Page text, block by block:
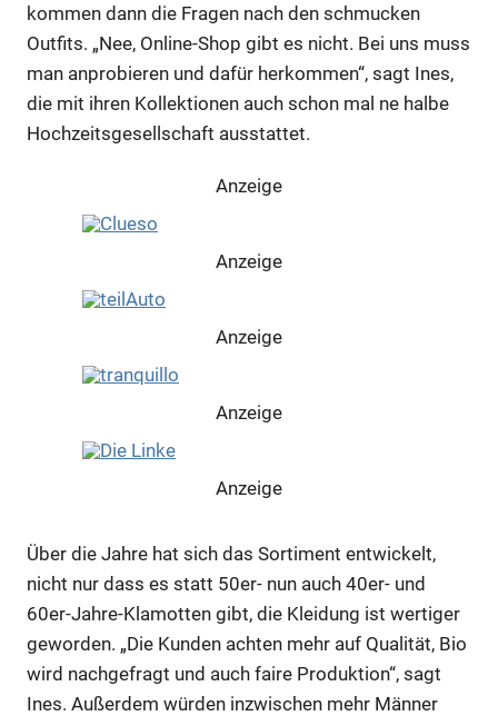
kommen dann die Fragen nach den schmucken
Outfits. „Nee, Online-Shop gibt es nicht. Bei uns muss
man anprobieren und dafür herkommen“, sagt Ines,
die mit ihren Kollektionen auch schon mal ne halbe
Hochzeitsgesellschaft ausstattet.
Anzeige
Anzeige
Anzeige
Anzeige
Anzeige
Anzeige
Über die Jahre hat sich das Sortiment entwickelt,
nicht nur dass es statt 50er- nun auch 40er- und
60er-Jahre-Klamotten gibt, die Kleidung ist wertiger
geworden. „Die Kunden achten mehr auf Qualität, Bio
wird nachgefragt und auch faire Produktion“, sagt
Ines. Außerdem würden inzwischen mehr Männer